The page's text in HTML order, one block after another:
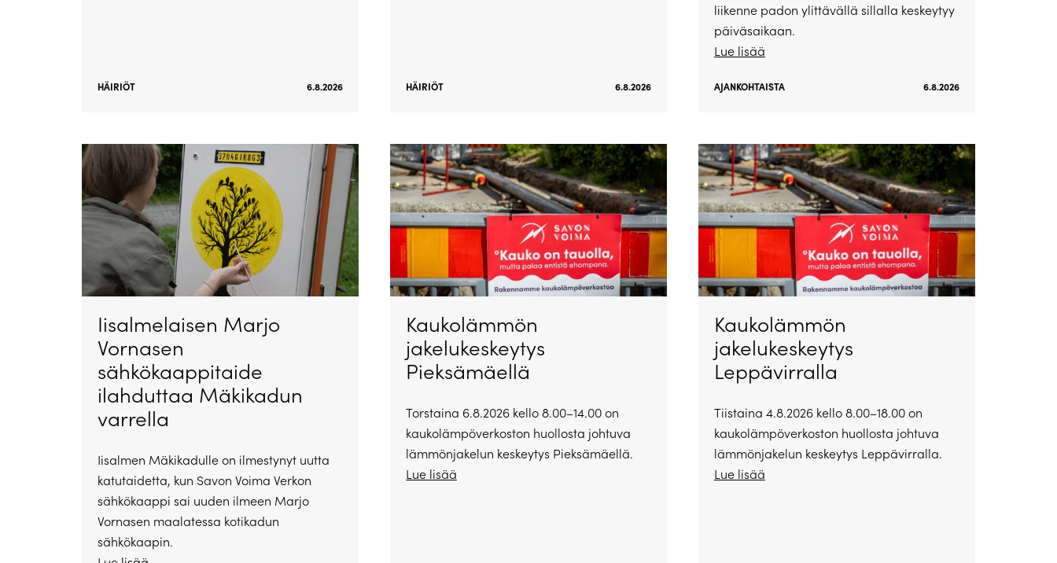
HÄIRIÖT 6.8.2026 HÄIRIÖT 6.8.2026
liikenne padon ylittävällä sillalla keskeytyy
päiväsaikaan.
Lue lisää
AJANKOHTAISTA 6.8.2026
Iisalmelaisen Marjo
Vornasen
sähkökaappitaide
ilahduttaa Mäkikadun
varrella
Iisalmen Mäkikadulle on ilmestynyt uutta
katutaidetta, kun Savon Voima Verkon
sähkökaappi sai uuden ilmeen Marjo
Vornasen maalatessa kotikadun
sähkökaapin.
Kaukolämmön
jakelukeskeytys
Pieksämäellä
Torstaina 6.8.2026 kello 8.00–14.00 on
kaukolämpöverkoston huollosta johtuva
lämmönjakelun keskeytys Pieksämäellä.
Lue lisää
Kaukolämmön
jakelukeskeytys
Leppävirralla
Tiistaina 4.8.2026 kello 8.00–18.00 on
kaukolämpöverkoston huollosta johtuva
lämmönjakelun keskeytys Leppävirralla.
Lue lisää